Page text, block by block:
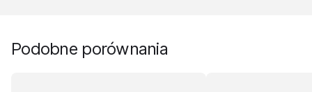
Podobne porównania